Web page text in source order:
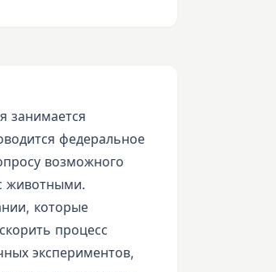
занимается
федеральное
возможного
животными.
которые
процесс
экспериментов,